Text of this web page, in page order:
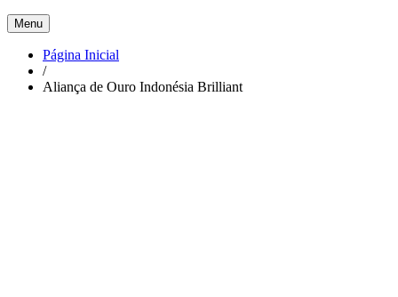
Menu
Página Inicial
/
Aliança de Ouro Indonésia Brilliant